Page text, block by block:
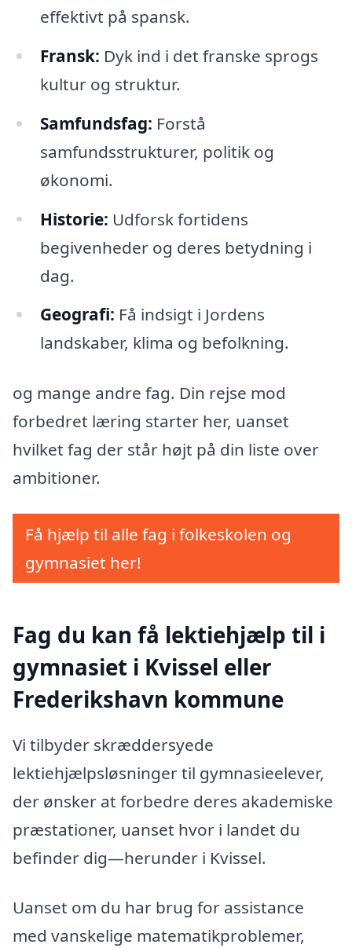
effektivt på spansk.
Fransk: Dyk ind i det franske sprogs
kultur og struktur.
Samfundsfag: Forstå
samfundsstrukturer, politik og
økonomi.
Historie: Udforsk fortidens
begivenheder og deres betydning i
dag.
Geografi: Få indsigt i Jordens
landskaber, klima og befolkning.
og mange andre fag. Din rejse mod
forbedret læring starter her, uanset
hvilket fag der står højt på din liste over
ambitioner.
Få hjælp til alle fag i folkeskolen og
gymnasiet her!
Fag du kan få lektiehjælp til i
gymnasiet i Kvissel eller
Frederikshavn kommune
Vi tilbyder skræddersyede
lektiehjælpsløsninger til gymnasieelever,
der ønsker at forbedre deres akademiske
præstationer, uanset hvor i landet du
befinder dig—herunder i Kvissel.
Uanset om du har brug for assistance
med vanskelige matematikproblemer,